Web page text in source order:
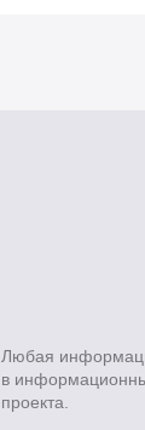
Любая
в
проекта.